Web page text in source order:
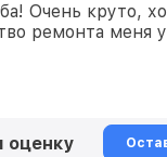
Очень круто,
ремонта меня
оценку